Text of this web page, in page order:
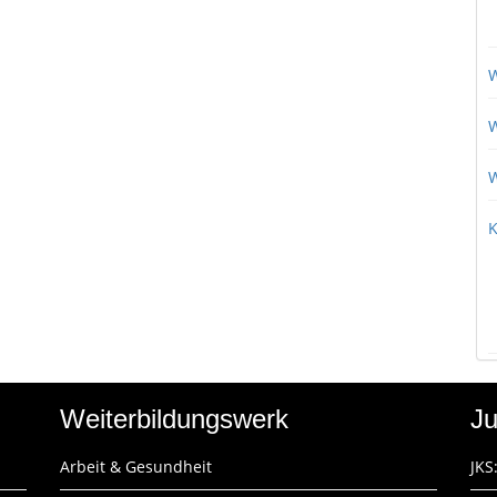
Weiterbildungswerk
Arbeit & Gesundheit